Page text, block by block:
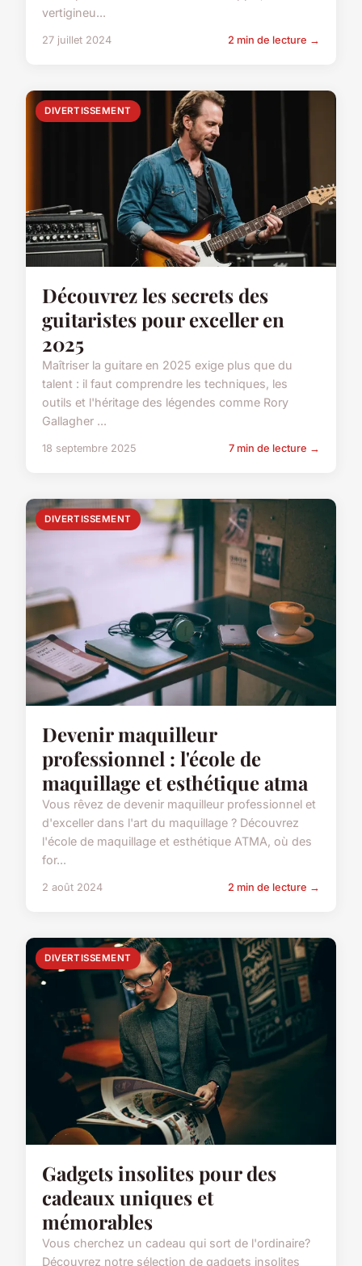
vertigineu...
27 juillet 2024 2 min de lecture →
DIVERTISSEMENT
Découvrez les secrets des
guitaristes pour exceller en
2025
Maîtriser la guitare en 2025 exige plus que du
talent : il faut comprendre les techniques, les
outils et l'héritage des légendes comme Rory
Gallagher ...
18 septembre 2025 7 min de lecture →
DIVERTISSEMENT
Devenir maquilleur
professionnel : l'école de
maquillage et esthétique atma
Vous rêvez de devenir maquilleur professionnel et
d'exceller dans l'art du maquillage ? Découvrez
l'école de maquillage et esthétique ATMA, où des
for...
2 août 2024 2 min de lecture →
DIVERTISSEMENT
Gadgets insolites pour des
cadeaux uniques et
mémorables
Vous cherchez un cadeau qui sort de l'ordinaire?
Découvrez notre sélection de gadgets insolites